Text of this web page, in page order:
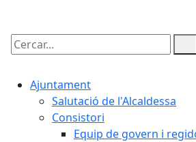
Cercar:
Ajuntament
Salutació de l'Alcaldessa
Consistori
Equip de govern i